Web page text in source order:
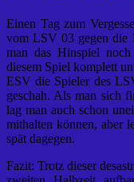
Einen Tag zum
vom LSV 03 gegen die
man das Hinspiel
diesem Spiel komplett
ESV die Spieler des
geschah. Als man sich
lag man auch schon
mithalten können, aber
spät dagegen.
Fazit: Trotz dieser